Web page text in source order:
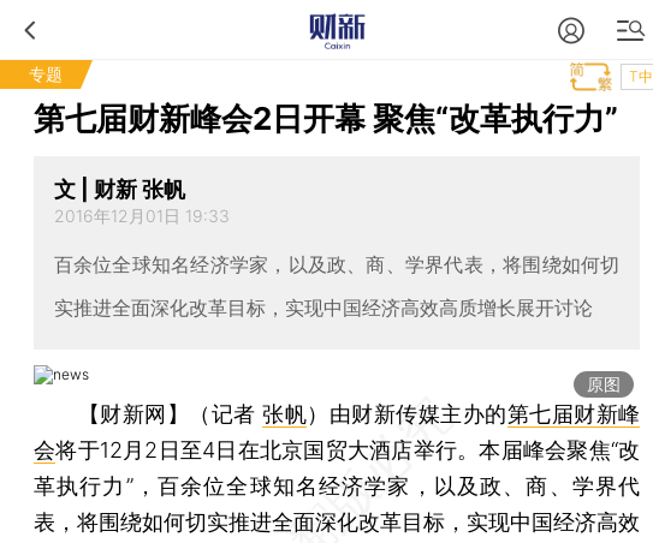
专题 T中
第七届财新峰会2日开幕 聚焦“改革执行力”
文 | 财新 张帆
2016年12月01日 19:33
百余位全球知名经济学家，以及政、商、学界代表，将围绕如何切
实推进全面深化改革目标，实现中国经济高效高质增长展开讨论
原图
【财新网】（记者张帆） 由财新传媒主办的第七届财新峰
会将于12月2日至4日在北京国贸大酒店举行。本届峰会聚焦“改
革执行力”，百余位全球知名经济学家，以及政、商、学界代
表，将围绕如何切实推进全面深化改革目标，实现中国经济高效